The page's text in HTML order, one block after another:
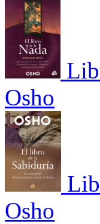
Osho
Osho